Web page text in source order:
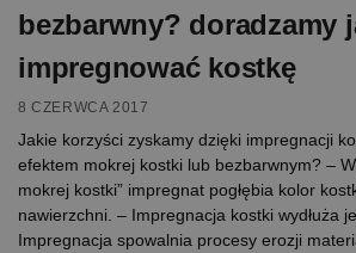
bezbarwny? doradzamy
impregnować kostkę
8 CZERWCA 2017
Jakie korzyści zyskamy dzięki impregnacji
efektem mokrej kostki lub bezbarwnym? –
mokrej kostki” impregnat pogłębia kolor
nawierzchni. – Impregnacja kostki wydłuża
Impregnacja spowalnia procesy erozji